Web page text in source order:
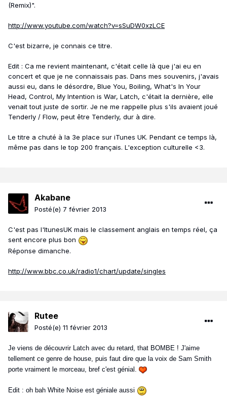
(Remix)".
http://www.youtube.com/watch?v=sSuDW0xzLCE
C'est bizarre, je connais ce titre.
Edit : Ca me revient maintenant, c'était celle là que j'ai eu en
concert et que je ne connaissais pas. Dans mes souvenirs, j'avais
aussi eu, dans le désordre, Blue You, Boiling, What's In Your
Head, Control, My Intention is War, Latch, c'était la dernière, elle
venait tout juste de sortir. Je ne me rappelle plus s'ils avaient joué
Tenderly / Flow, peut être Tenderly, dur à dire.
Le titre a chuté à la 3e place sur iTunes UK. Pendant ce temps là,
même pas dans le top 200 français. L'exception culturelle <3.
Akabane
Posté(e) 7 février 2013
C'est pas l'ItunesUK mais le classement anglais en temps réel, ça
sent encore plus bon
Réponse dimanche.
http://www.bbc.co.uk/radio1/chart/update/singles
Rutee
Posté(e) 11 février 2013
Je viens de découvrir Latch avec du retard, that BOMBE ! J'aime
tellement ce genre de house, puis faut dire que la voix de Sam Smith
porte vraiment le morceau, bref c'est génial.
Edit : oh bah White Noise est géniale aussi